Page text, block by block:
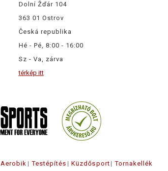
Dolní Žďár 104
363 01 Ostrov
Česká republika
Hé - Pé, 8:00 - 16:00
Sz - Va, zárva
térkép itt
Aerobik Testépítés Küzdősport Tornakellék